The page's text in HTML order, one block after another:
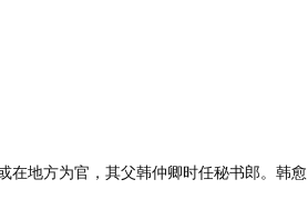
地方为官，其父韩仲卿时任秘书郎。韩愈